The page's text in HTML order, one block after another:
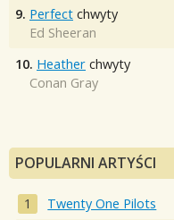
9. Perfect chwyty
Ed Sheeran
10. Heather chwyty
Conan Gray
POPULARNI ARTYŚCI
Twenty One Pilots